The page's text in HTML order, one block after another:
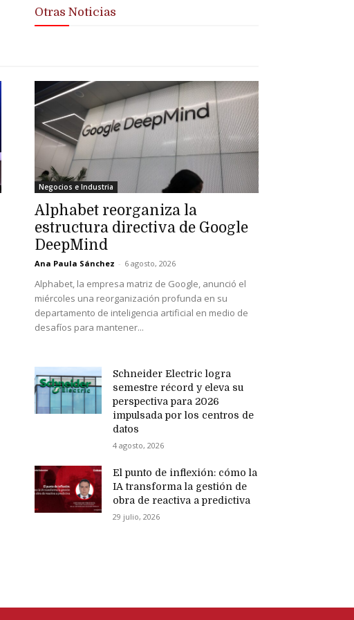
Otras Noticias
Negocios e Industria
Alphabet reorganiza la
estructura directiva de Google
DeepMind
Ana Paula Sánchez - 6 agosto, 2026
Alphabet, la empresa matriz de Google, anunció el
miércoles una reorganización profunda en su
departamento de inteligencia artificial en medio de
desafíos para mantener...
Schneider Electric logra
semestre récord y eleva su
perspectiva para 2026
impulsada por los centros de
datos
4 agosto, 2026
El punto de inflexión: cómo la
IA transforma la gestión de
obra de reactiva a predictiva
29 julio, 2026